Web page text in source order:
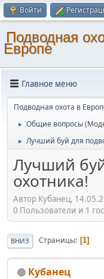
Войти
Подводная
Европе
Главное меню
Подводная охота в
► Общие вопросы
► Лучший буй для
Лучший
охотника!
Автор Кубанец,
0 Пользователи и 1
ВНИЗ Страницы 1
Кубанец